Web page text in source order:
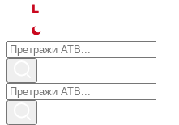
L